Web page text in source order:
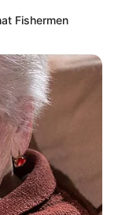
Fishermen